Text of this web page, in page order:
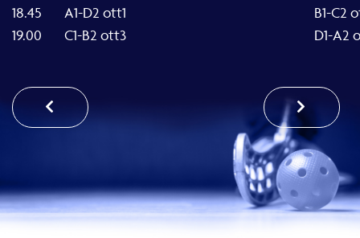
18.45 A1-D2 ott1
B1-C2
19.00
C1-B2 ott3 D1-A2